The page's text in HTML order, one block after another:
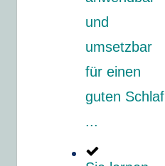
und
umsetzbar
für einen
guten Schlaf
...